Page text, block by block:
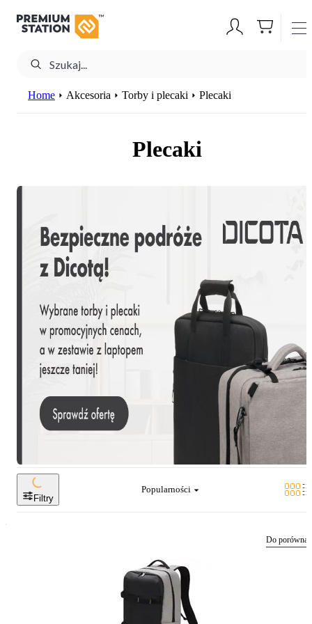
Home Akcesoria Torby i plecaki Plecaki
Plecaki
Filtry
Popularności
Do